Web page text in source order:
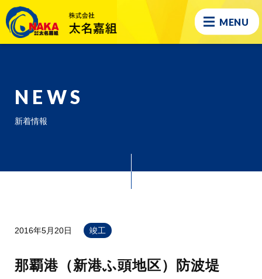
MENU
NEWS
新着情報
2016年5月20日 竣工
那覇港（新港ふ頭地区）防波堤